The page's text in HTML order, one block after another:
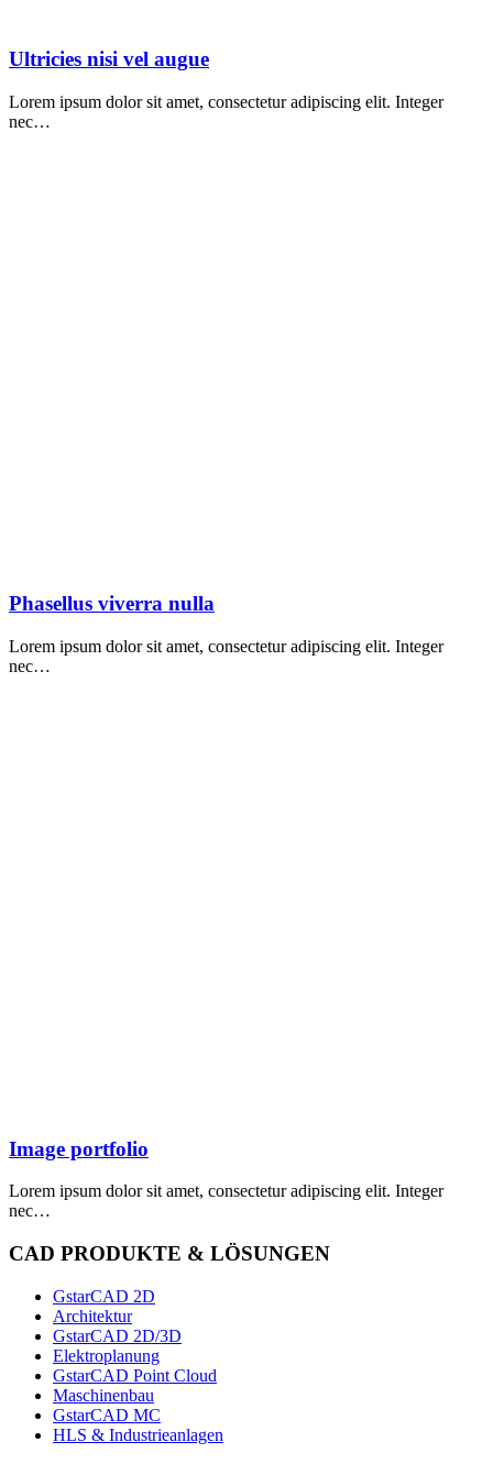
Ultricies nisi vel augue
Lorem ipsum dolor sit amet, consectetur adipiscing elit. Integer
nec…
Phasellus viverra nulla
Lorem ipsum dolor sit amet, consectetur adipiscing elit. Integer
nec…
Image portfolio
Lorem ipsum dolor sit amet, consectetur adipiscing elit. Integer
nec…
CAD PRODUKTE & LÖSUNGEN
GstarCAD 2D
Architektur
GstarCAD 2D/3D
Elektroplanung
GstarCAD Point Cloud
Maschinenbau
GstarCAD MC
HLS & Industrieanlagen